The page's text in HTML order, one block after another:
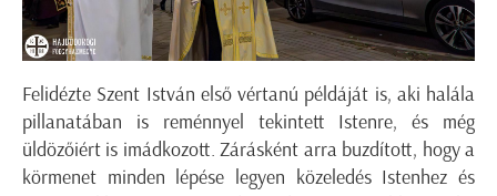
Felidézte Szent István első vértanú példáját is, aki halála
pillanatában is reménnyel tekintett Istenre, és még
üldözőiért is imádkozott. Zárásként arra buzdított, hogy a
körmenet minden lépése legyen közeledés Istenhez és